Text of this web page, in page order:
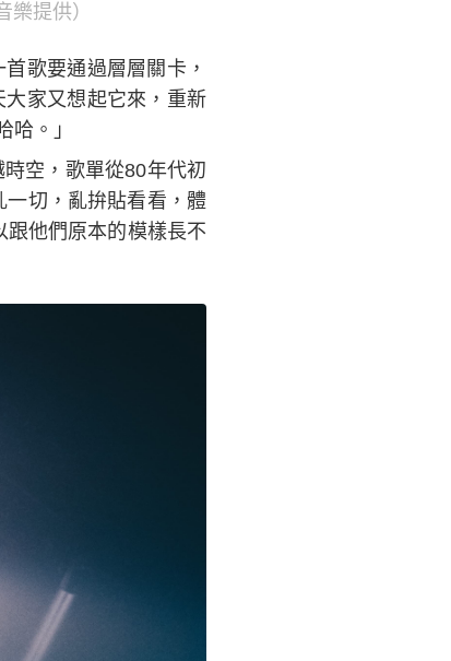
提供）
歌要通過層層關卡，
家又想起它來，重新
。」
空，歌單從80年代初
切，亂拚貼看看，體
他們原本的模樣長不